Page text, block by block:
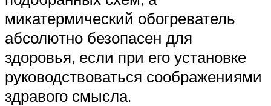
микатермический обогреватель
абсолютно безопасен для
здоровья, если при его установке
руководствоваться соображениями
здравого смысла.